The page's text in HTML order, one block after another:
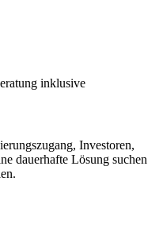
inklusive
Investoren,
dauerhafte Lösung suchen